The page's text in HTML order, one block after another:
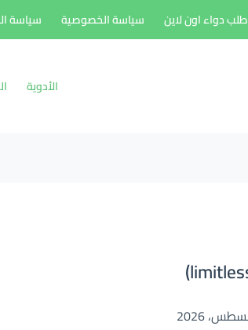
طلب دواء اون لاين سياسة الخصوصية سياسة
الأدوية